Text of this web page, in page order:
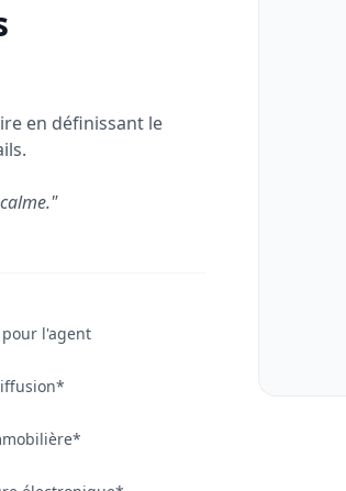
en définissant le
pour l'agent